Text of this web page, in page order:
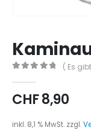
( Es
CHF8,90
inkl. 8,1 % MwSt. zzgl.